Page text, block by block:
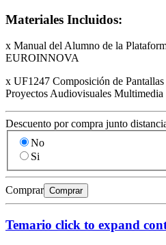
Materiales Incluidos:
x Manual del Alumno de la
EUROINNOVA
x UF1247 Composición de
Proyectos Audiovisuales Multimedia
Descuento por compra junto
No
Si
Comprar Comprar
Temario click to expand